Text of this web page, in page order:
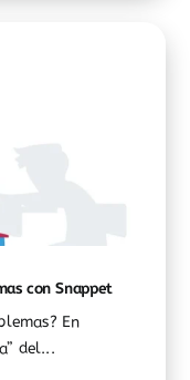
con Snappet
En
del...